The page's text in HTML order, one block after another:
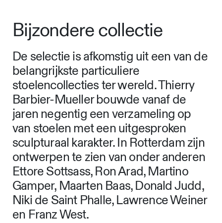
Bijzondere collectie
De selectie is afkomstig uit een van de
belangrijkste particuliere
stoelencollecties ter wereld. Thierry
Barbier-Mueller bouwde vanaf de
jaren negentig een verzameling op
van stoelen met een uitgesproken
sculpturaal karakter. In Rotterdam zijn
ontwerpen te zien van onder anderen
Ettore Sottsass, Ron Arad, Martino
Gamper, Maarten Baas, Donald Judd,
Niki de Saint Phalle, Lawrence Weiner
en Franz West.